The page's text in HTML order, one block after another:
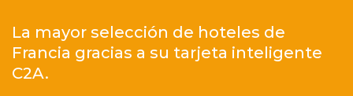
La mayor selección de hoteles de
Francia gracias a su tarjeta inteligente
C2A.